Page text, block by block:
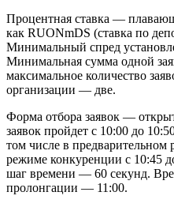
Процентная ставка —
как RUONmDS (ставка по
Минимальный спред
Минимальная сумма одной
максимальное количество
организации — две.
Форма отбора заявок —
заявок пройдет с 10:00 до
том числе в предварительном
режиме конкуренции с 10:45
шаг времени — 60 секунд.
пролонгации — 11:00.